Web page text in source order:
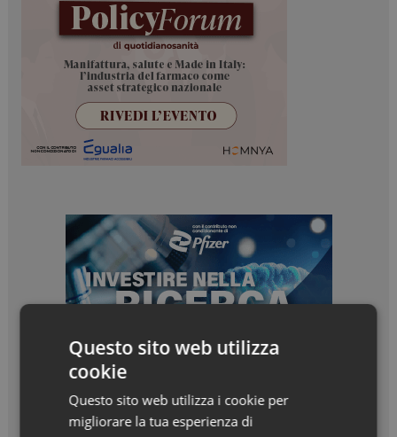
Questo sito web utilizza
cookie
Questo sito web utilizza i cookie per
migliorare la tua esperienza di